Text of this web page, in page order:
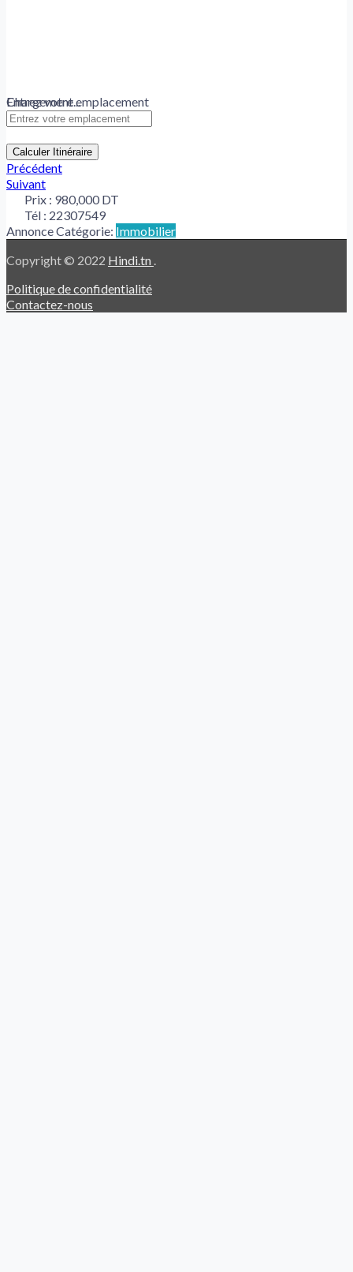
Chargement...
Entrez votre emplacement
Calculer Itinéraire
Précédent
Suivant
Prix : 980,000 DT
Tél : 22307549
Annonce Catégorie: Immobilier
Copyright © 2022 Hindi.tn .
Politique de confidentialité
Contactez-nous